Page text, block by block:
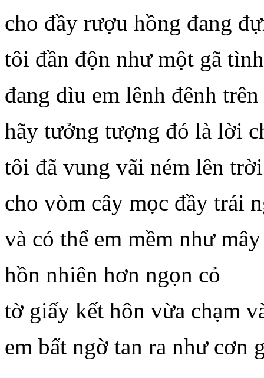
cho đầy rượu hồng đang
tôi đần độn như một gã
đang dìu em lênh đênh
hãy tưởng tượng đó là lời
tôi đã vung vãi ném lên trời
cho vòm cây mọc đầy trái
và có thể em mềm như mây
hồn nhiên hơn ngọn cỏ
tờ giấy kết hôn vừa chạm
em bất ngờ tan ra như cơn